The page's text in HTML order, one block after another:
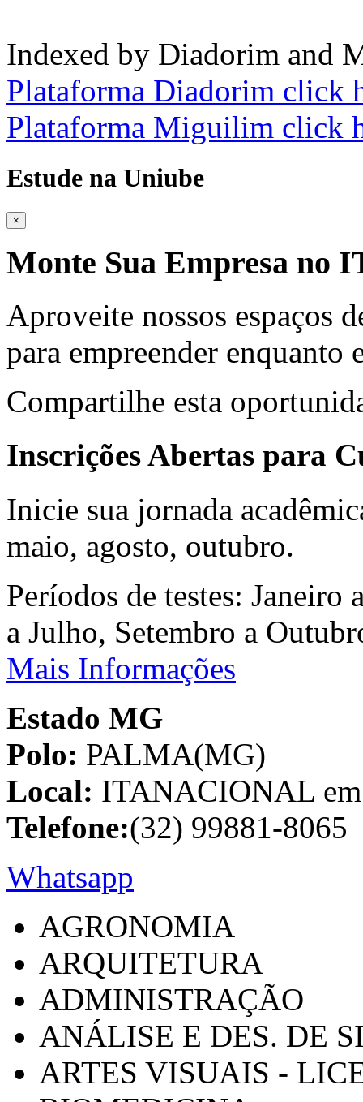
Indexed by Diadorim and
Plataforma Diadorim click
Plataforma Miguilim click
Estude na Uniube
×
Monte Sua Empresa no
Aproveite nossos espaços
para empreender enquanto
Compartilhe esta
Inscrições Abertas para
Inicie sua jornada
maio, agosto, outubro.
Períodos de testes:
a Julho, Setembro a
Mais Informações
Estado MG
Polo: PALMA(MG)
Local: ITANACIONAL
Telefone:(32) 99881-8065
Whatsapp
AGRONOMIA
ARQUITETURA
ADMINISTRAÇÃO
ANÁLISE E DES. DE
ARTES VISUAIS -